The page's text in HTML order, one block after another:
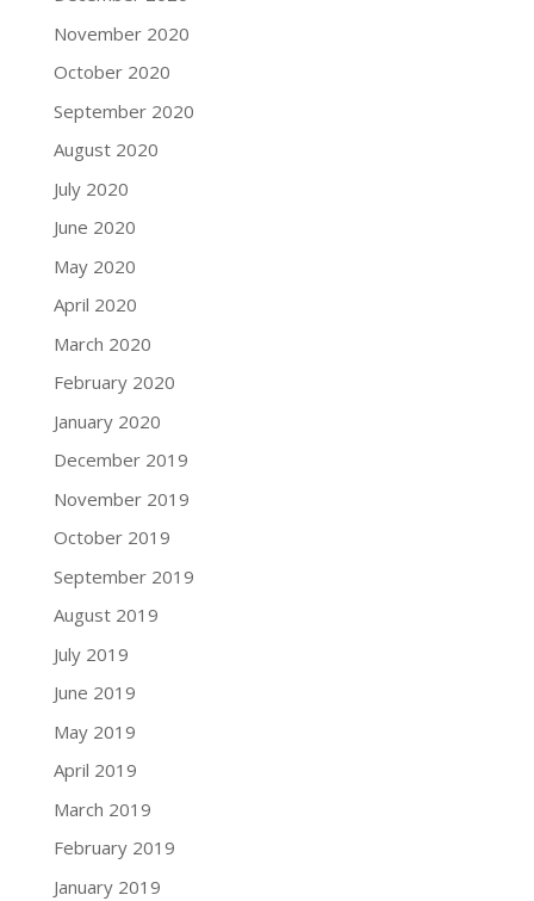
November 2020
October 2020
September 2020
August 2020
July 2020
June 2020
May 2020
April 2020
March 2020
February 2020
January 2020
December 2019
November 2019
October 2019
September 2019
August 2019
July 2019
June 2019
May 2019
April 2019
March 2019
February 2019
January 2019